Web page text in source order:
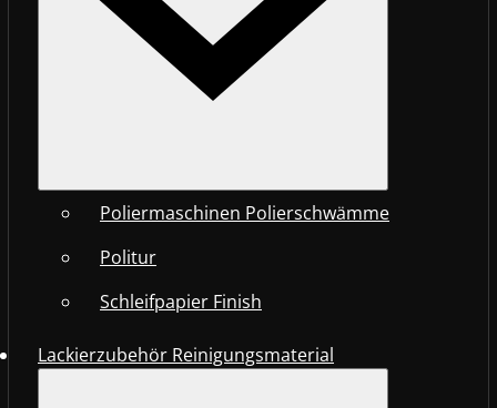
Poliermaschinen Polierschwämme
Politur
Schleifpapier Finish
Lackierzubehör Reinigungsmaterial